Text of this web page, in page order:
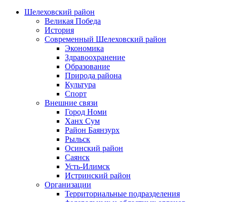
Шелеховский район
Великая Победа
История
Современный Шелеховский район
Экономика
Здравоохранение
Образование
Природа района
Культура
Спорт
Внешние связи
Город Номи
Ханх Сум
Район Баянзурх
Рыльск
Осинский район
Саянск
Усть-Илимск
Истринский район
Организации
Территориальные подразделения